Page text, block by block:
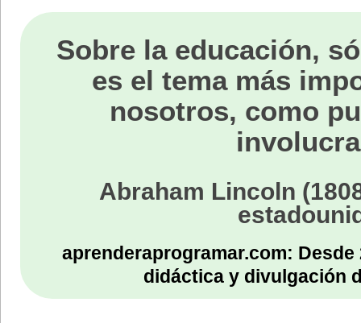
Sobre la educación,
es el tema más
nosotros, como
Abraham Lincoln
aprenderaprogramar.com:
didáctica y divulgación